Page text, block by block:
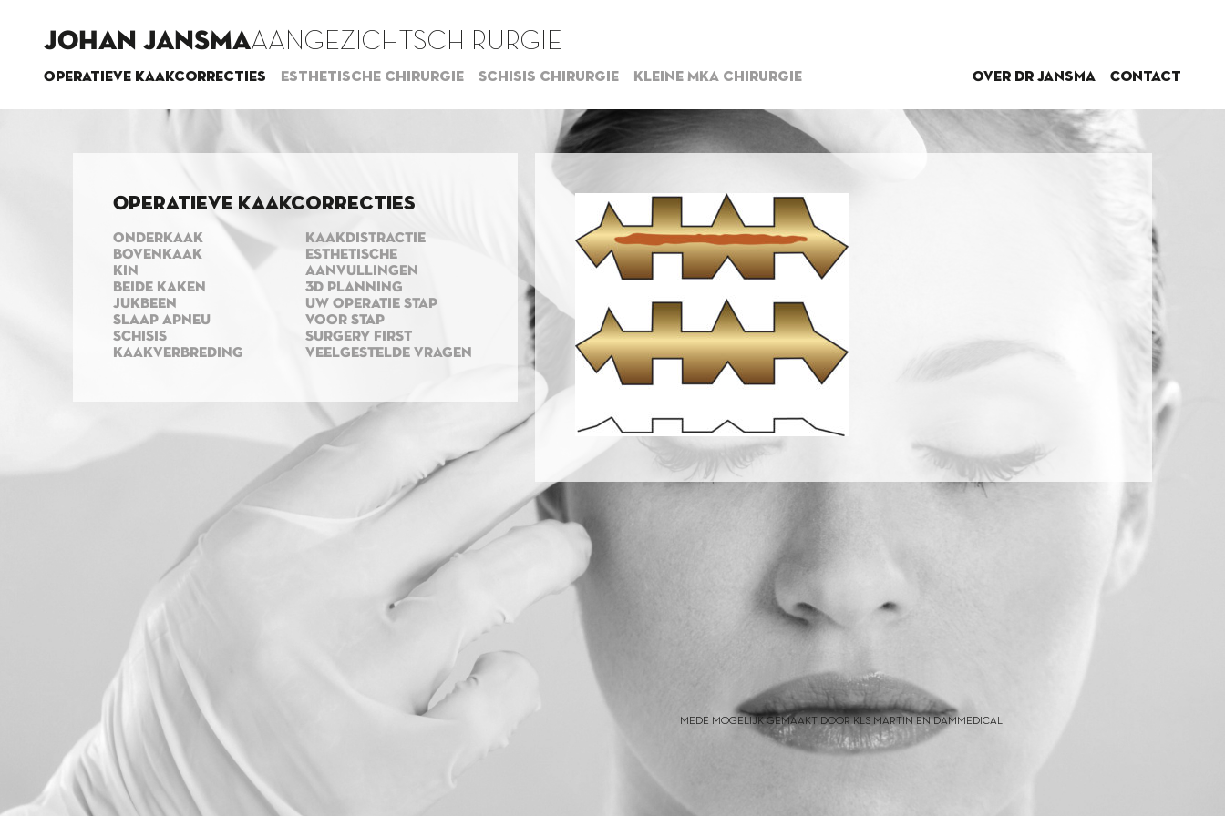
JOHAN JANSMAAANGEZICHTSCHIRURGIE
Operatieve kaakcorrecties Esthetische chirurgie Schisis chirurgie Kleine MKA chirurgie Over dr Jansma Contact
Operatieve kaakcorrecties
ONDERKAAK
BOVENKAAK
KIN
BEIDE KAKEN
JUKBEEN
SLAAP APNEU
SCHISIS
KAAKVERBREDING
KAAKDISTRACTIE
ESTHETISCHE
AANVULLINGEN
3D PLANNING
UW OPERATIE STAP
VOOR STAP
SURGERY FIRST
VEELGESTELDE VRAGEN
MEDE MOGELIJK GEMAAKT DOOR KLS MARTIN EN DAMMEDICAL